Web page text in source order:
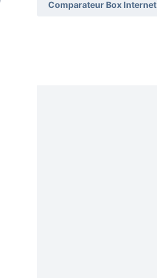
Comparateur Box Internet